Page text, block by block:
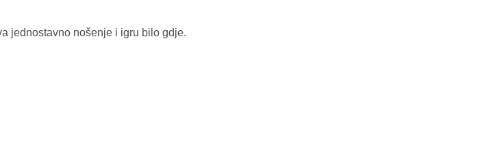
jednostavno nošenje i igru bilo gdje.